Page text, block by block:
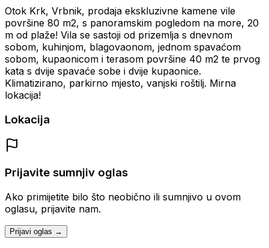
Otok Krk, Vrbnik, prodaja ekskluzivne kamene vile
površine 80 m2, s panoramskim pogledom na more, 20
m od plaže! Vila se sastoji od prizemlja s dnevnom
sobom, kuhinjom, blagovaonom, jednom spavaćom
sobom, kupaonicom i terasom površine 40 m2 te prvog
kata s dvije spavaće sobe i dvije kupaonice.
Klimatizirano, parkirno mjesto, vanjski roštilj. Mirna
lokacija!
Lokacija
Prijavite sumnjiv oglas
Ako primijetite bilo što neobično ili sumnjivo u ovom
oglasu, prijavite nam.
Prijavi oglas →